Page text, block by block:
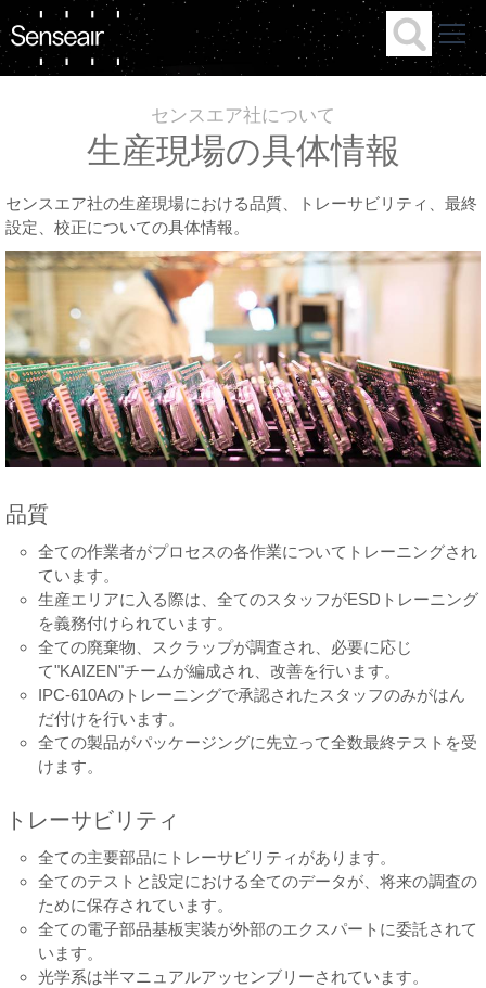
センスエア社について
生産現場の具体情報
センスエア社の生産現場における品質、トレーサビリティ、最終
設定、校正についての具体情報。
品質
全ての作業者がプロセスの各作業についてトレーニングされ
ています。
生産エリアに入る際は、全てのスタッフがESDトレーニング
を義務付けられています。
全ての廃棄物、スクラップが調査され、必要に応じ
て"KAIZEN"チームが編成され、改善を行います。
IPC-610Aのトレーニングで承認されたスタッフのみがはん
だ付けを行います。
全ての製品がパッケージングに先立って全数最終テストを受
けます。
トレーサビリティ
全ての主要部品にトレーサビリティがあります。
全てのテストと設定における全てのデータが、将来の調査の
ために保存されています。
全ての電子部品基板実装が外部のエクスパートに委託されて
います。
光学系は半マニュアルアッセンブリーされています。